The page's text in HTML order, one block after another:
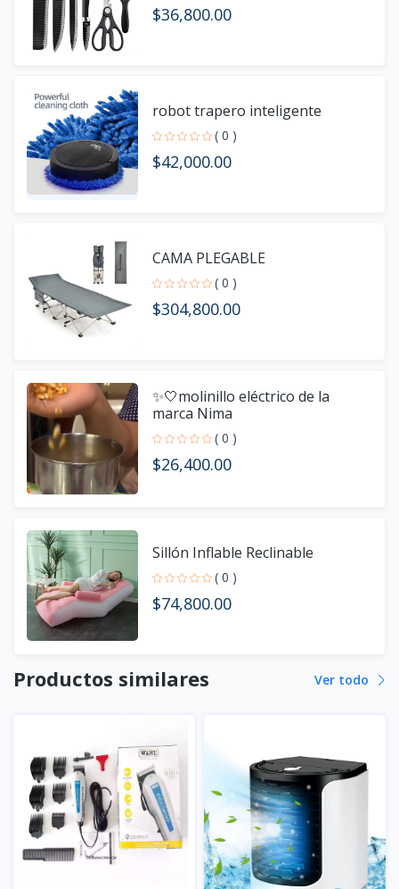
$36,800.00
robot trapero inteligente
( 0 )
$42,000.00
CAMA PLEGABLE
( 0 )
$304,800.00
✨🤍molinillo eléctrico de la
marca Nima
( 0 )
$26,400.00
Sillón Inflable Reclinable
( 0 )
$74,800.00
Productos similares Ver todo